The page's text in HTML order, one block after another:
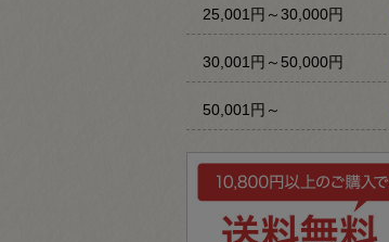
25,001円～30,000円
30,001円～50,000円
50,001円～